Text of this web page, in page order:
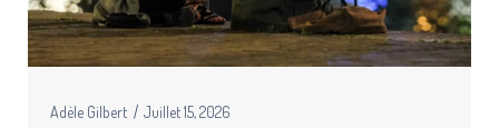
Adèle Gilbert Juillet 15, 2026